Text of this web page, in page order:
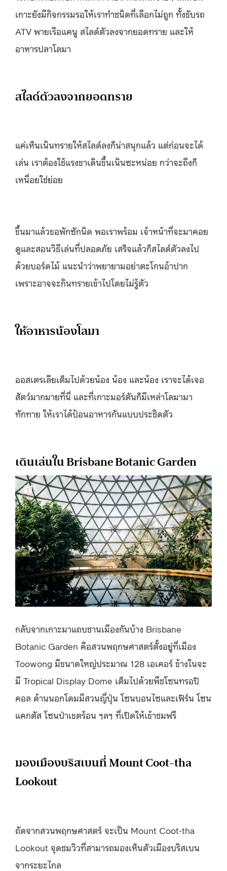
เกาะยังมีกิจกรรมรอให้เราทำชนิดที่เลือกไม่ถูก ทั้งขับรถ
ATV พายเรือแคนู สไลด์ตัวลงจากยอดทราย และให้
อาหารปลาโลมา
สไลด์ตัวลงจากยอดทราย
แค่เห็นเนินทรายให้สไลด์ลงก็น่าสนุกแล้ว แต่ก่อนจะได้
เล่น เราต้องใช้แรงขาเดินขึ้นเนินซะหน่อย กว่าจะถึงก็
เหนื่อยใช่ย่อย
ขึ้นมาแล้วขอพักซักนิด พอเราพร้อม เจ้าหน้าที่จะมาคอย
ดูและสอนวิธีเล่นที่ปลอดภัย เสร็จแล้วก็สไลด์ตัวลงไป
ด้วยบอร์ดไม้ แนะนำว่าพยายามอย่าตะโกนอ้าปาก
เพราะอาจจะกินทรายเข้าไปโดยไม่รู้ตัว
ให้อาหารน้องโลมา
ออสเตรเลียเต็มไปด้วยน้อง น้อง และน้อง เราจะได้เจอ
สัตว์มากมายที่นี่ และที่เกาะมอร์ตันก็มีเหล่าโลมามา
ทักทาย ให้เราได้ป้อนอาหารกันแบบประชิดตัว
เดินเล่นใน Brisbane Botanic Garden
กลับจากเกาะมาแถบชานเมืองกันบ้าง Brisbane
Botanic Garden คือสวนพฤกษศาสตร์ตั้งอยู่ที่เมือง
Toowong มีขนาดใหญ่ประมาณ 128 เอเคอร์ ข้างในจะ
มี Tropical Display Dome เต็มไปด้วยพืชโซนทรอปิ
คอล ด้านนอกโดมมีสวนญี่ปุ่น โซนบอนไซและเฟิร์น โซน
แคกตัส โซนป่าเขตร้อน ฯลฯ ที่เปิดให้เข้าชมฟรี
มองเมืองบริสเบนที่ Mount Coot-tha
Lookout
ถัดจากสวนพฤกษศาสตร์ จะเป็น Mount Coot-tha
Lookout จุดชมวิวที่สามารถมองเห็นตัวเมืองบริสเบน
จากระยะไกล